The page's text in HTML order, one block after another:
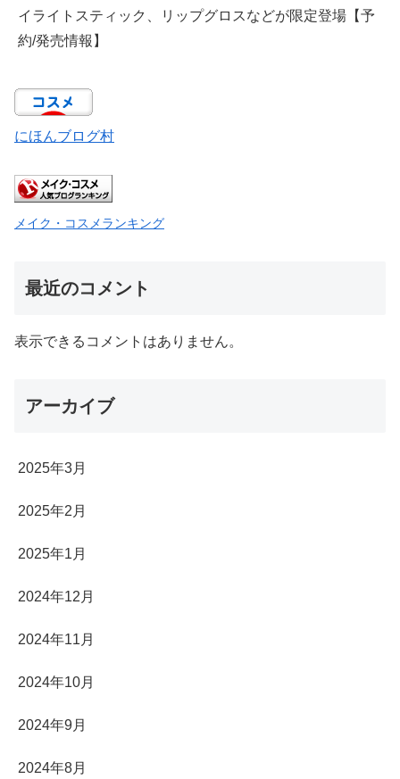
イライトスティック、リップグロスなどが限定登場【予
約/発売情報】
にほんブログ村
メイク・コスメランキング
最近のコメント
表示できるコメントはありません。
アーカイブ
2025年3月
2025年2月
2025年1月
2024年12月
2024年11月
2024年10月
2024年9月
2024年8月